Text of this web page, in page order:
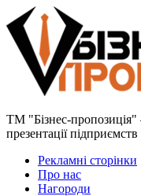
ТМ "Бізнес-пропозиція"
презентації підприємств
Рекламні сторінки
Про нас
Нагороди